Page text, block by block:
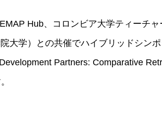
Hub、コロンビア大学ティーチ
大学）との共催でハイブリッドシン
Partners: Comparative